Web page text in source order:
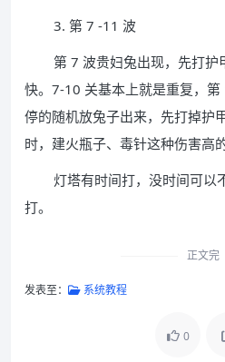
3. 第 7 -11 波
第 7 波贵妇兔出现，先打
快。7-10 关基本上就是重复，
停的随机放兔子出来，先打掉护
时，建火瓶子、毒针这种伤害高
灯塔有时间打，没时间可以
打。
正文完
发表至： 系统教程
0